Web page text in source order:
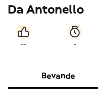
Da Antonello
-- -
Bevande